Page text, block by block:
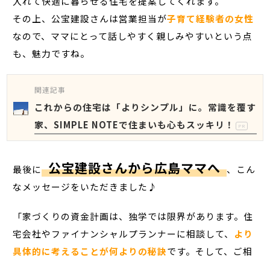
その上、公宝建設さんは営業担当が子育て経験者の女性
なので、ママにとって話しやすく親しみやすいという点
も、魅力ですね。
関連記事
これからの住宅は「よりシンプル」に。常識を覆す
家、SIMPLE NOTEで住まいも心もスッキリ！
PR
最後に 公宝建設さんから広島ママへ 、こん
なメッセージをいただきました♪
「家づくりの資金計画は、独学では限界があります。住
宅会社やファイナンシャルプランナーに相談して、 より
具体的に考えることが何よりの秘訣です。そして、ご相